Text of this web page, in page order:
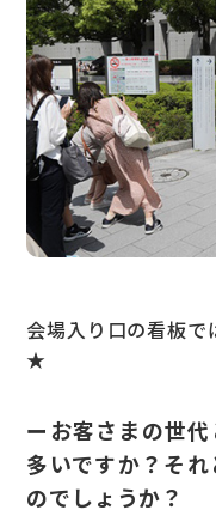
会場入り口の看板で
★
ーお客さまの世
多いですか？そ
のでしょうか？